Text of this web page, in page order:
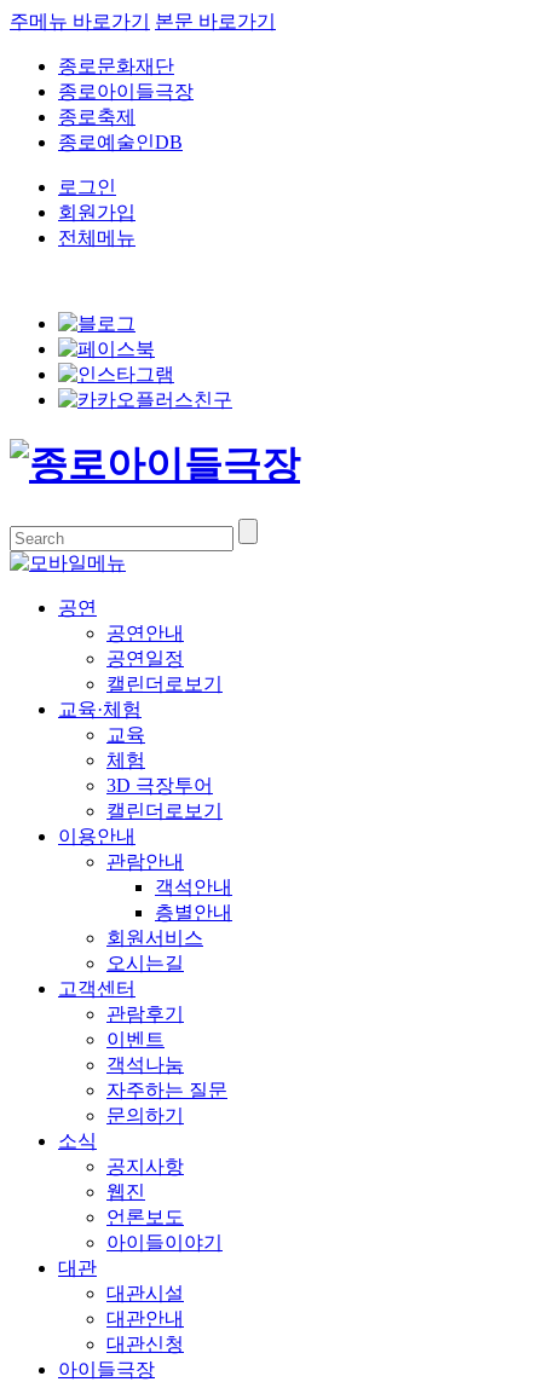
주메뉴 바로가기 본문 바로가기
종로문화재단
종로아이들극장
종로축제
종로예술인DB
로그인
회원가입
전체메뉴
공연
공연안내
공연일정
캘린더로보기
교육·체험
교육
체험
3D 극장투어
캘린더로보기
이용안내
관람안내
객석안내
층별안내
회원서비스
오시는길
고객센터
관람후기
이벤트
객석나눔
자주하는 질문
문의하기
소식
공지사항
웹진
언론보도
아이들이야기
대관
대관시설
대관안내
대관신청
아이들극장